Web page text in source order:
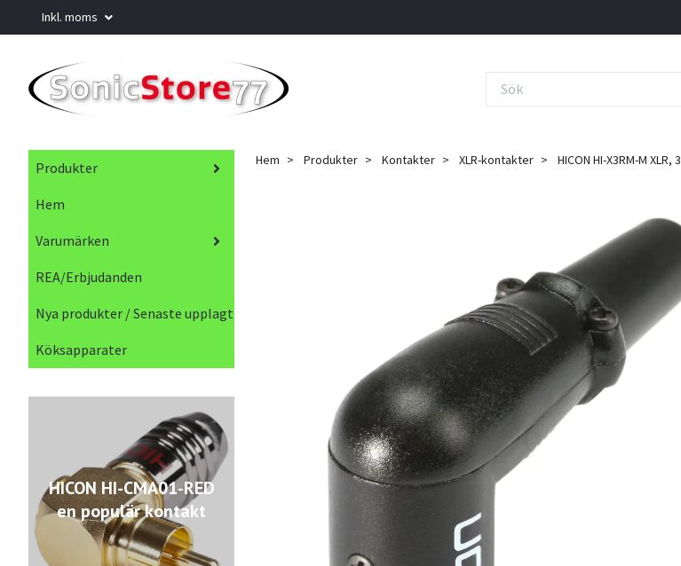
Inkl. moms
Produkter
Hem
Varumärken
REA/Erbjudanden
Nya produkter / Senaste upplagt
Köksapparater
HICON HI-CMA01-RED
en populär kontakt
Hem Produkter Kontakter XLR-kontakter HICON HI-X3RM-M